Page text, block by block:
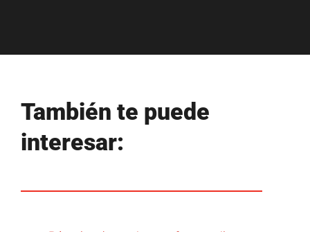
También te puede
interesar: